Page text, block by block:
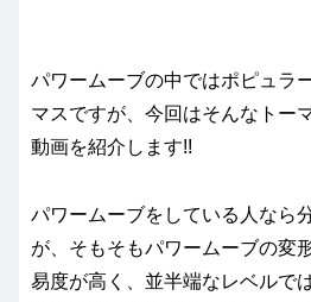
パワームーブの中ではポピュラ
マスですが、今回はそんなトー
動画を紹介します!!
パワームーブをしている人なら
が、そもそもパワームーブの変
易度が高く、並半端なレベルで